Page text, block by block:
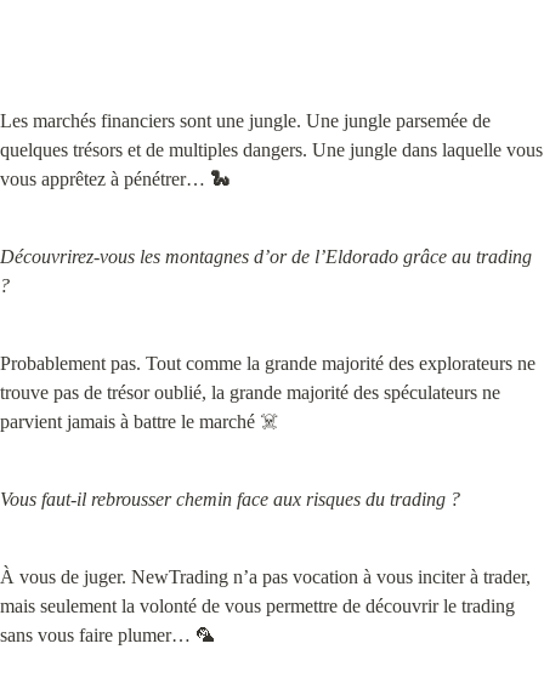
Les marchés financiers sont une jungle. Une jungle parsemée de
quelques trésors et de multiples dangers. Une jungle dans laquelle vous
vous apprêtez à pénétrer… 🐍
Découvrirez-vous les montagnes d’or de l’Eldorado grâce au trading
?
Probablement pas. Tout comme la grande majorité des explorateurs ne
trouve pas de trésor oublié, la grande majorité des spéculateurs ne
parvient jamais à battre le marché ☠️
Vous faut-il rebrousser chemin face aux risques du trading ?
À vous de juger. NewTrading n’a pas vocation à vous inciter à trader,
mais seulement la volonté de vous permettre de découvrir le trading
sans vous faire plumer… 🦜